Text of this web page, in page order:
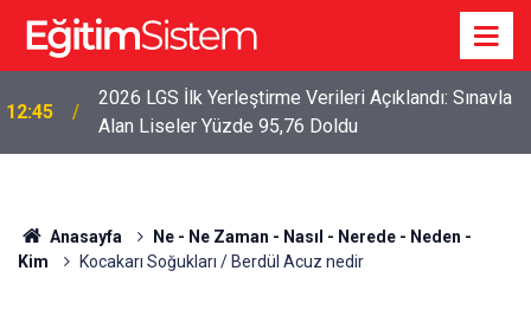
12:45
2026 LGS İlk Yerleştirme Verileri Açıklandı: Sınavla
Alan Liseler Yüzde 95,76 Doldu
Anasayfa
Ne - Ne Zaman - Nasıl - Nerede - Neden -
Kim
Kocakarı Soğukları / Berdül Acuz nedir